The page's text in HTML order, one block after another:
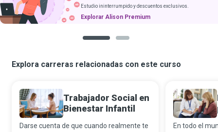
Estudio ininterrumpido y descuentos exclusivos.
Explorar Alison Premium
Explora carreras relacionadas con este curso
Trabajador Social en
Bienestar Infantil
Darse cuenta de que cuando realmente te En todo el